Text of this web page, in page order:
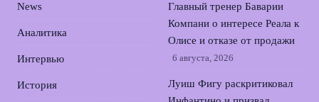
News
Аналитика
Интервью
История
Главный тренер Баварии
Компани о интересе Реала к
Олисе и отказе от продажи
6 августа, 2026
Луиш Фигу раскритиковал